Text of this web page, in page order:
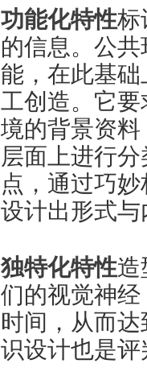
功能化特性标
的信息。公
能，在此基
工创造。它
境的背景资
层面上进行
点，通过巧
设计出形式
独特化特性
们的视觉神
时间，从而
识设计也是